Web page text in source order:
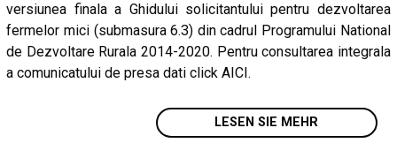
versiunea finala a Ghidului solicitantului pentru dezvoltarea
fermelor mici (submasura 6.3) din cadrul Programului National
de Dezvoltare Rurala 2014-2020. Pentru consultarea integrala
a comunicatului de presa dati click AICI.
LESEN SIE MEHR